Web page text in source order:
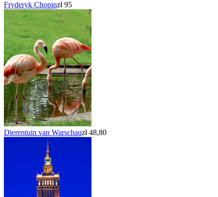
Fryderyk Chopinzł 95
Dierentuin van Warschauzł 48,80